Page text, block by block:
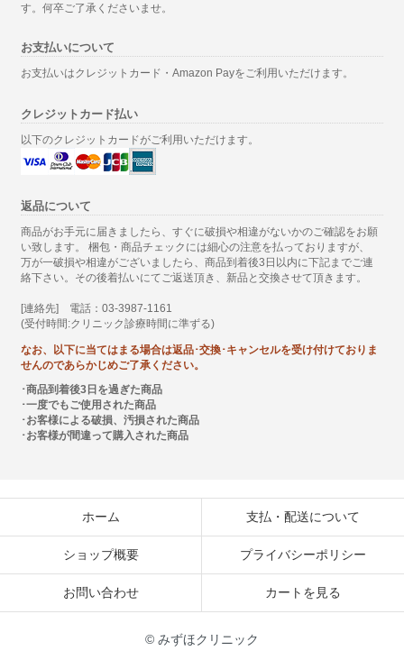
す。何卒ご了承くださいませ。
お支払いについて
お支払いはクレジットカード・Amazon Payをご利用いただけます。
クレジットカード払い
以下のクレジットカードがご利用いただけます。
返品について
商品がお手元に届きましたら、すぐに破損や相違がないかのご確認をお願
い致します。 梱包・商品チェックには細心の注意を払っておりますが、
万が一破損や相違がございましたら、商品到着後3日以内に下記までご連
絡下さい。その後着払いにてご返送頂き、新品と交換させて頂きます。
[連絡先] 電話：03-3987-1161
(受付時間:クリニック診療時間に準ずる)
なお、以下に当てはまる場合は返品･交換･キャンセルを受け付けておりま
せんのであらかじめご了承ください。
･商品到着後3日を過ぎた商品
･一度でもご使用された商品
･お客様による破損、汚損された商品
･お客様が間違って購入された商品
ホーム 支払・配送について
ショップ概要 プライバシーポリシー
お問い合わせ カートを見る
© みずほクリニック